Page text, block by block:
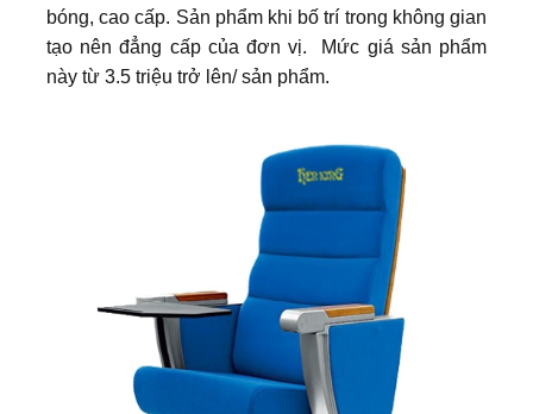
bóng, cao cấp. Sản phẩm khi bố trí trong không gian
tạo nên đẳng cấp của đơn vị. Mức giá sản phẩm
này từ 3.5 triệu trở lên/ sản phẩm.